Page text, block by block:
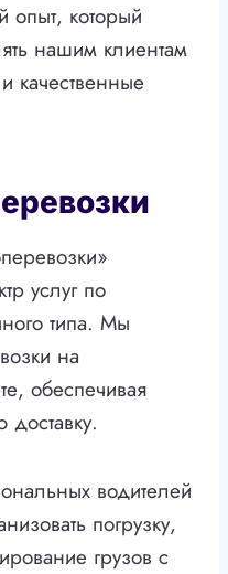
опыт, который
нашим клиентам
качественные
услуг по
типа. Мы
на
обеспечивая
водителей
погрузку,
грузов с